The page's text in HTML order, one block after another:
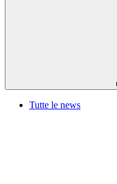
Tutte le news